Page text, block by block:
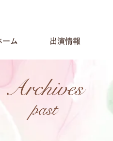
ーム 出演情報
Archives
past